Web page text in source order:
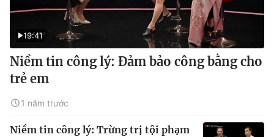
19:41
Niềm tin công lý: Đảm bảo công bằng cho
trẻ em
1 năm trước
Niềm tin công lý: Trừng trị tội phạm